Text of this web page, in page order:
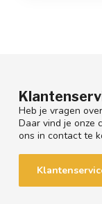
Heb je vragen
Daar vind je onze
ons in contact te